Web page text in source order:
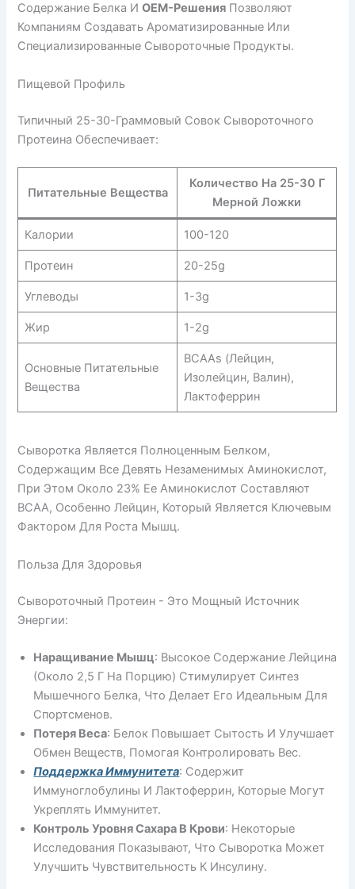
Содержание Белка ИOEM-Решения Позволяют
Компаниям Создавать Ароматизированные Или
Специализированные Сывороточные Продукты.
Пищевой Профиль
Типичный 25-30-Граммовый Совок Сывороточного
Протеина Обеспечивает:
Питательные Вещества
Количество На 25-30 Г
Мерной Ложки
Калории 100-120
Протеин 20-25g
Углеводы 1-3g
Жир 1-2g
Основные Питательные
Вещества
BCAAs (лейцин,
Изолейцин, Валин),
Лактоферрин
Сыворотка Является Полноценным Белком,
Содержащим Все Девять Незаменимых Аминокислот,
При Этом Около 23% Ее Аминокислот Составляют
BCAA, Особенно Лейцин, Который Является Ключевым
Фактором Для Роста Мышц.
Польза Для Здоровья
Сывороточный Протеин - Это Мощный Источник
Энергии:
Наращивание Мышц: Высокое Содержание Лейцина
(около 2,5 Г На Порцию) Стимулирует Синтез
Мышечного Белка, Что Делает Его Идеальным Для
Спортсменов.
Потеря Веса: Белок Повышает Сытость И Улучшает
Обмен Веществ, Помогая Контролировать Вес.
Поддержка Иммунитета: Содержит
Иммуноглобулины И Лактоферрин, Которые Могут
Укреплять Иммунитет.
Контроль Уровня Сахара В Крови: Некоторые
Исследования Показывают, Что Сыворотка Может
Улучшить Чувствительность К Инсулину.